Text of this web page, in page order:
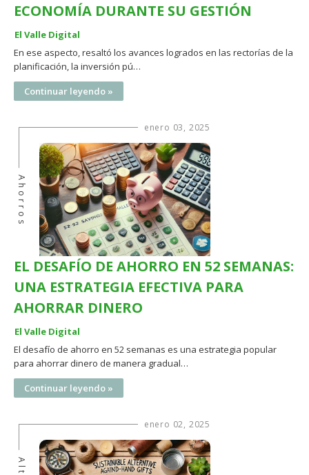
ECONOMÍA DURANTE SU GESTIÓN
El Valle Digital
En ese aspecto, resaltó los avances logrados en las rectorías de la
planificación, la inversión pú…
Continuar leyendo »
enero 03, 2025
Ahorros
EL DESAFÍO DE AHORRO EN 52 SEMANAS:
UNA ESTRATEGIA EFECTIVA PARA
AHORRAR DINERO
El Valle Digital
El desafío de ahorro en 52 semanas es una estrategia popular
para ahorrar dinero de manera gradual…
Continuar leyendo »
enero 02, 2025